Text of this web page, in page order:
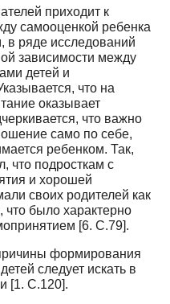
приходит к
самооценкой ребенка
в ряде исследований
зависимости между
детей и
что на
оказывает
что важно
само по себе,
ребенком. Так,
что подросткам с
и хорошей
своих родителей как
было характерно
[6. С.79].
формирования
следует искать в
[1. С.120].